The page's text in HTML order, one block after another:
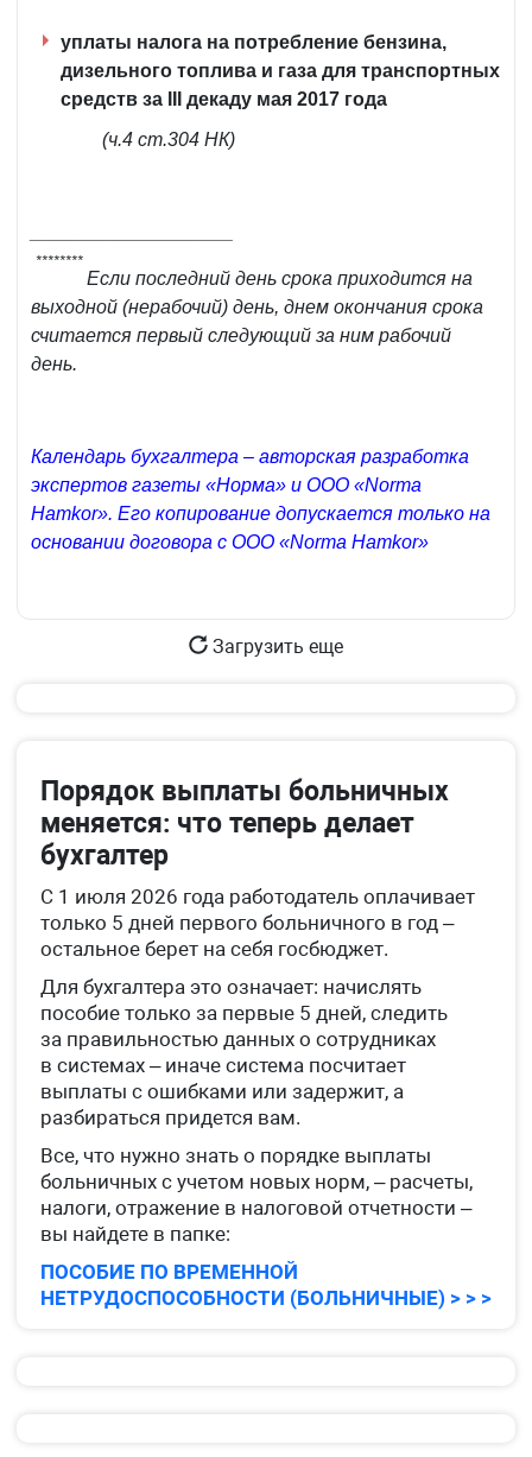
уплаты налога на потребление бензина,
дизельного топлива и газа для транспортных
средств за III декаду мая 2017 года
(ч.4 ст.304 НК)
********
Если последний день срока приходится на
выходной (нерабочий) день, днем окончания срока
считается первый следующий за ним рабочий
день.
Календарь бухгалтера – авторская разработка
экспертов газеты «Норма» и ООО «Norma
Hamkor». Его копирование допускается только на
основании договора с ООО «Norma Hamkor»
Загрузить еще
Порядок выплаты больничных
меняется: что теперь делает
бухгалтер
С 1 июля 2026 года работодатель оплачивает
только 5 дней первого больничного в год –
остальное берет на себя госбюджет.
Для бухгалтера это означает: начислять
пособие только за первые 5 дней, следить
за правильностью данных о сотрудниках
в системах – иначе система посчитает
выплаты с ошибками или задержит, а
разбираться придется вам.
Все, что нужно знать о порядке выплаты
больничных с учетом новых норм, – расчеты,
налоги, отражение в налоговой отчетности –
вы найдете в папке:
ПОСОБИЕ ПО ВРЕМЕННОЙ
НЕТРУДОСПОСОБНОСТИ (БОЛЬНИЧНЫЕ) > > >